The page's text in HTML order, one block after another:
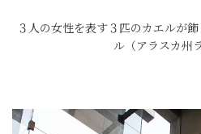
３人の女性を表す３匹のカエルが
ル（アラスカ州